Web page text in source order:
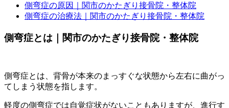
側弯症の原因｜関市のかたぎり接骨院・整体院
側弯症の治療法｜関市のかたぎり接骨院・整体院
側弯症とは｜関市のかたぎり接骨院・整体院
側弯症とは、背骨が本来のまっすぐな状態から左右に曲がっ
てしまう状態を指します。
軽度の側弯症では自覚症状がないこともありますが、進行す